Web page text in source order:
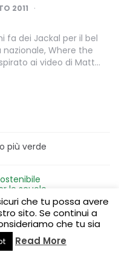
2011
fa dei Jackal per il bel
Where the
ai video di Matt…
più verde
le scuole
Media Partner
che tu possa avere
sito. Se continui a
che tu sia
Read More